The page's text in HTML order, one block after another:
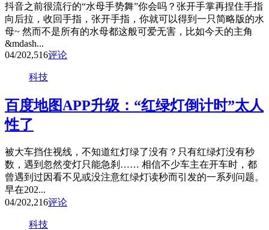
抖音之前很流行的“水母手势舞”你会吗？张开手掌再捏住手指
向后拉，收回手指，张开手指，你就可以得到一只简略版的水
母~ 然而不是所有的水母都这般可爱无害，比如今天的主角
&mdash...
04/202,516评论
科技
百度地图APP升级：“红绿灯倒计时”太人
性了
被大车挡住视线，不知道红灯绿了没有？只有红绿灯没有秒
数，遇到忽然变灯只能急刹…… 相信不少车主在开车时，都
曾遇到过因看不见或没注意红绿灯读秒而引发的一系列问题。
早在202...
04/202,216评论
科技